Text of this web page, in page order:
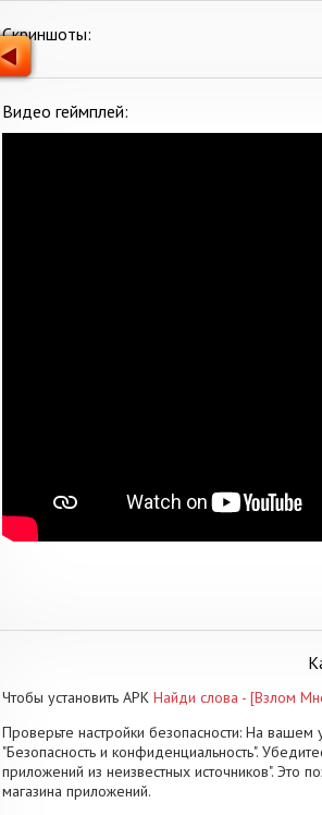
Скриншоты:
Видео геймплей:
Чтобы установить APK Найди слова - [Взлом
Проверьте настройки безопасности: На вашем
"Безопасность и конфиденциальность".
приложений из неизвестных источников". Это
магазина приложений.